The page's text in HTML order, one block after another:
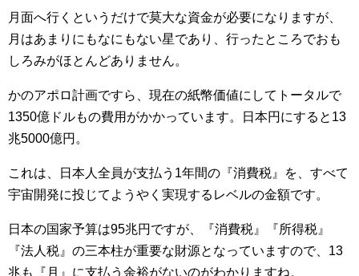
月面へ行くというだけで莫大な資金が必要になりますが、
月はあまりにもなにもない星であり、行ったところでおも
しろみがほとんどありません。
かのアポロ計画ですら、現在の紙幣価値にしてトータルで
1350億ドルもの費用がかかっています。日本円にすると13
兆5000億円。
これは、日本人全員が支払う1年間の『消費税』を、すべて
宇宙開発に投じてようやく実現するレベルの金額です。
日本の国家予算は95兆円ですが、『消費税』『所得税』
『法人税』の三本柱が重要な財源となっていますので、13
兆も『月』に支払う余裕がないのがわかりますね。